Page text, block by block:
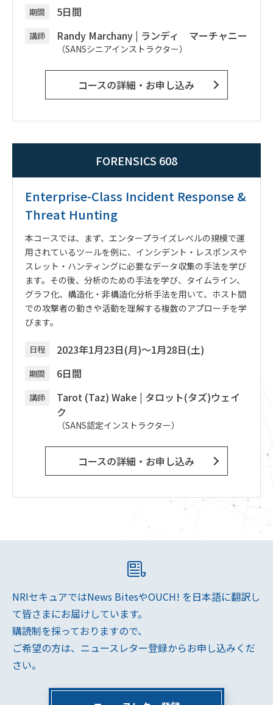
期間 5日間
講師 Randy Marchany | ランディ マーチャニー
（SANSシニアインストラクター）
コースの詳細・お申し込み
FORENSICS 608
Enterprise-Class Incident Response &
Threat Hunting
本コースでは、まず、エンタープライズレベルの規模で運
用されているツールを例に、インシデント・レスポンスや
スレット・ハンティングに必要なデータ収集の手法を学び
ます。その後、分析のための手法を学び、タイムライン、
グラフ化、構造化・非構造化分析手法を用いて、ホスト間
での攻撃者の動きや活動を理解する複数のアプローチを学
びます。
日程 2023年1月23日(月)～1月28日(土)
期間 6日間
講師 Tarot (Taz) Wake | タロット(タズ)ウェイ
ク
（SANS認定インストラクター）
コースの詳細・お申し込み
NRIセキュアではNews BitesやOUCH! を日本語に翻訳し
て皆さまにお届けしています。
購読制を採っておりますので、
ご希望の方は、ニュースレター登録からお申し込みくだ
さい。